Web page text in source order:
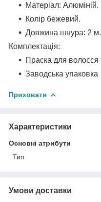
Матеріал: Алюміній.
Колір бежевий.
Довжина шнура: 2 м.
Комплектація:
Праска для волосся
Заводська упаковка
Приховати
Характеристики
Основні атрибути
Тип
Умови доставки